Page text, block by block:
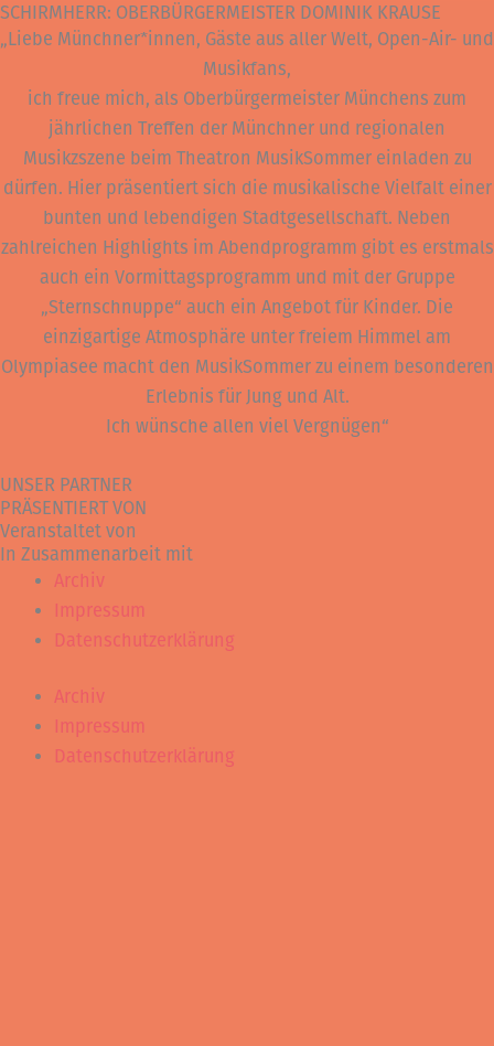
SCHIRMHERR: OBERBÜRGERMEISTER DOMINIK KRAUSE
„Liebe Münchner*innen, Gäste aus aller Welt, Open-Air- und
Musikfans,
ich freue mich, als Oberbürgermeister Münchens zum
jährlichen Treffen der Münchner und regionalen
Musikzszene beim Theatron MusikSommer einladen zu
dürfen. Hier präsentiert sich die musikalische Vielfalt einer
bunten und lebendigen Stadtgesellschaft. Neben
zahlreichen Highlights im Abendprogramm gibt es erstmals
auch ein Vormittagsprogramm und mit der Gruppe
„Sternschnuppe“ auch ein Angebot für Kinder. Die
einzigartige Atmosphäre unter freiem Himmel am
Olympiasee macht den MusikSommer zu einem besonderen
Erlebnis für Jung und Alt.
Ich wünsche allen viel Vergnügen“
UNSER PARTNER
PRÄSENTIERT VON
Veranstaltet von
In Zusammenarbeit mit
Archiv
Impressum
Datenschutzerklärung
Archiv
Impressum
Datenschutzerklärung